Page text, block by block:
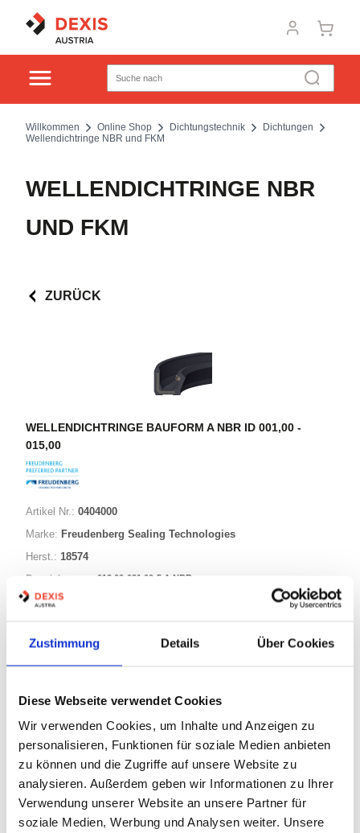
Zustimmung Details Über Cookies
Diese Webseite verwendet Cookies
Wir verwenden Cookies, um Inhalte und Anzeigen zu
personalisieren, Funktionen für soziale Medien anbieten
zu können und die Zugriffe auf unsere Website zu
analysieren. Außerdem geben wir Informationen zu Ihrer
Verwendung unserer Website an unsere Partner für
soziale Medien, Werbung und Analysen weiter. Unsere
Willkommen Online Shop Dichtungstechnik
Dichtungen
Wellendichtringe NBR und FKM
WELLENDICHTRINGE NBR
UND FKM
ZURÜCK
WELLENDICHTRINGE BAUFORM A NBR ID 001,00 -
015,00
Artikel Nr.: 0404000
Marke: Freudenberg Sealing Technologies
Herst.: 18574
Bezeichnung:
012,00-021,00-5 A NBR
Innen Ø:
Bauform: A
125 Varianten
STK Warenkorb
Nicht auf Lager